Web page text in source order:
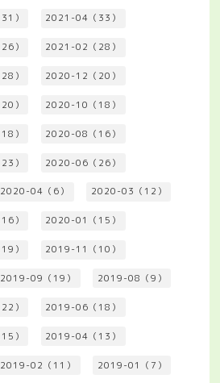
） 2021-04（33）
） 2021-02（28）
） 2020-12（20）
） 2020-10（18）
） 2020-08（16）
） 2020-06（26）
2020-04（6） 2020-03（12）
） 2020-01（15）
） 2019-11（10）
2019-09（19） 2019-08（9）
） 2019-06（18）
） 2019-04（13）
2019-02（11） 2019-01（7）